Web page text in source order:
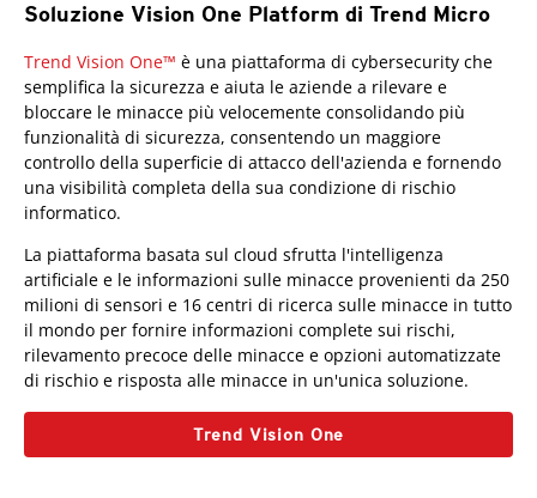
Soluzione Vision One Platform di Trend Micro
Trend Vision One™
One-Platform
è una piattaforma di cybersecurity che
semplifica la sicurezza e aiuta le aziende a rilevare e
bloccare le minacce più velocemente consolidando più
funzionalità di sicurezza, consentendo un maggiore
controllo della superficie di attacco dell'azienda e fornendo
una visibilità completa della sua condizione di rischio
informatico.
La piattaforma basata sul cloud sfrutta l'intelligenza
artificiale e le informazioni sulle minacce provenienti da 250
milioni di sensori e 16 centri di ricerca sulle minacce in tutto
il mondo per fornire informazioni complete sui rischi,
rilevamento precoce delle minacce e opzioni automatizzate
di rischio e risposta alle minacce in un'unica soluzione.
Trend Vision One